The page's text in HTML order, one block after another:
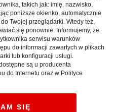
dnia, właściwie o
zarezerwowanych
mini giełdy części
takich jak: imię, nazwisko,
poniższe okienko, automatycznie
Twojej przeglądarki. Wtedy też,
się ponownie. Informujemy, że
serwisu warunków
do informacji zawartych w plikach
lub konfiguracji usługi.
są u producenta
do Internetu oraz w Polityce
SIĘ